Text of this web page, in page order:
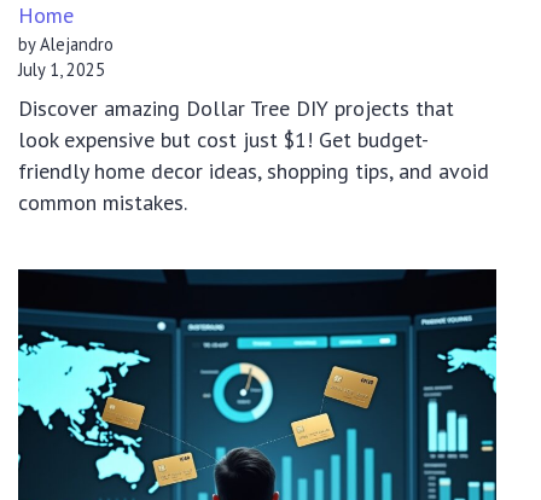
Home
by Alejandro
July 1, 2025
Discover amazing Dollar Tree DIY projects that
look expensive but cost just $1! Get budget-
friendly home decor ideas, shopping tips, and avoid
common mistakes.